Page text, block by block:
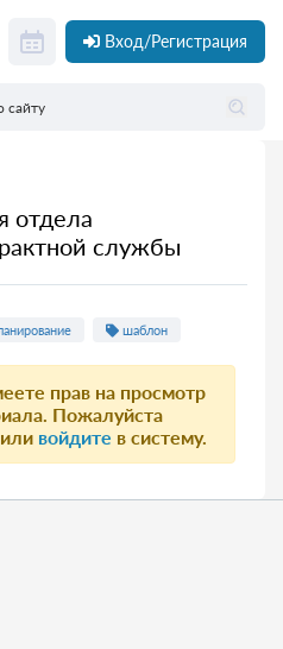
Вход/Регистрация
отдела
службы
шаблон
прав на просмотр
Пожалуйста
или войдите в систему.